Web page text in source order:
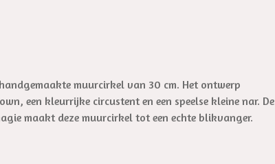
muurcirkel van 30 cm. Het ontwerp
een kleurrijke circustent en een speelse kleine nar. De
maakt deze muurcirkel tot een echte blikvanger.